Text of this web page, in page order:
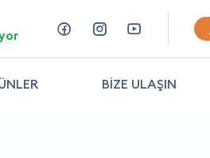
BİZE ULAŞIN